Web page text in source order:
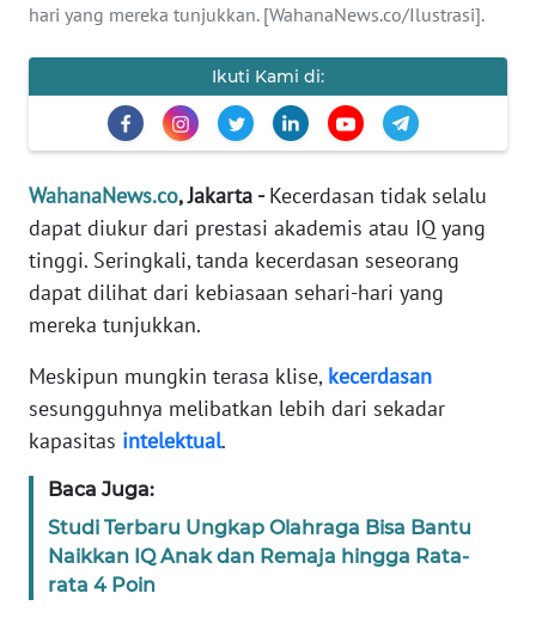
hari yang mereka tunjukkan. [WahanaNews.co/Ilustrasi].
Ikuti Kami di:
WahanaNews.co, Jakarta -Kecerdasan tidak selalu
dapat diukur dari prestasi akademis atau IQ yang
tinggi. Seringkali, tanda kecerdasan seseorang
dapat dilihat dari kebiasaan sehari-hari yang
mereka tunjukkan.
Meskipun mungkin terasa klise, kecerdasan
sesungguhnya melibatkan lebih dari sekadar
kapasitas intelektual.
Baca Juga:
Studi Terbaru Ungkap Olahraga Bisa Bantu
Naikkan IQ Anak dan Remaja hingga Rata-
rata 4 Poin
OLAHRAGA
OPINI
EDITORIAL
Informasi
INDEKS
BERITA
KONTAK
KAMI
INFO
IKLAN
TENTANG
KAMI